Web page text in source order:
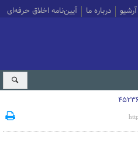
آرشیو درباره ما آیین‌نامه اخلاق حرفه‌ای